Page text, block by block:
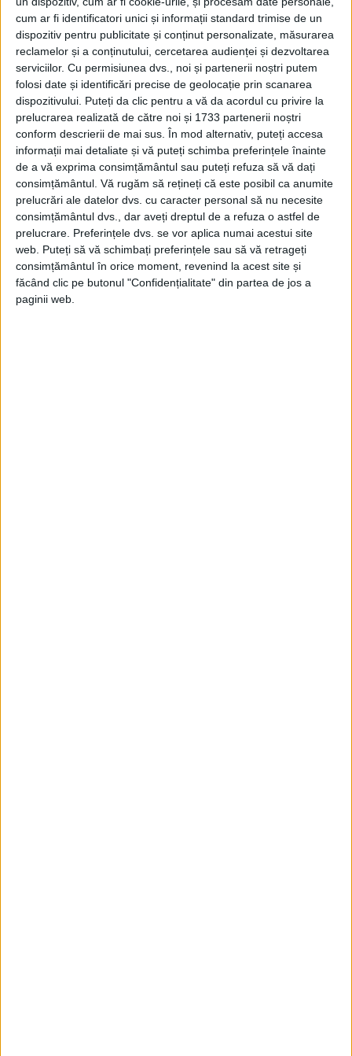
cum ar fi identificatori unici și informații standard trimise de un
dispozitiv pentru publicitate și conținut personalizate, măsurarea
reclamelor și a conținutului, cercetarea audienței și dezvoltarea
serviciilor. Cu permisiunea dvs., noi și partenerii noștri putem
folosi date și identificări precise de geolocație prin scanarea
dispozitivului. Puteți da clic pentru a vă da acordul cu privire la
prelucrarea realizată de către noi și 1733 partenerii noștri
conform descrierii de mai sus. În mod alternativ, puteți accesa
informații mai detaliate și vă puteți schimba preferințele înainte
de a vă exprima consimțământul sau puteți refuza să vă dați
consimțământul. Vă rugăm să rețineți că este posibil ca anumite
prelucrări ale datelor dvs. cu caracter personal să nu necesite
consimțământul dvs., dar aveți dreptul de a refuza o astfel de
prelucrare. Preferințele dvs. se vor aplica numai acestui site
web. Puteți să vă schimbați preferințele sau să vă retrageți
consimțământul în orice moment, revenind la acest site și
făcând clic pe butonul "Confidențialitate" din partea de jos a
paginii web.
Afaceri oneroase care au marcat România
modernă: Strousberg și Hallier
ETICHETE:
PUBLICAT IN CATEGORIILE: NOIEMBRIE 2023
DISTRIBUIE ȘTIREA: FACEBOOK|TWITTER
DACĂ VA PLAC MATERIALELE PUBLICATE, VA INVITĂM SĂ NE URMĂRIȚI
ȘI PE PAGINA NOASTRĂ DE FACEBOOK
RECOMANDARI PENTRU TINE
Istoria sloturilor: de la primele aparate
la sloturile online